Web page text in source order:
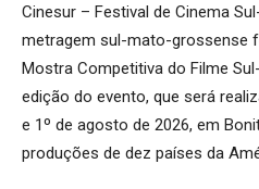
Cinesur – Festival de Cinema
metragem sul-mato-grossense
Mostra Competitiva do Filme
edição do evento, que será
e 1º de agosto de 2026, em
produções de dez países da